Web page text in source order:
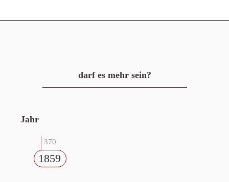
darf es mehr sein?
Jahr
370
1859